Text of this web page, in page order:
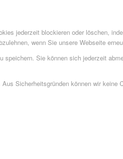
jederzeit blockieren oder löschen,
wenn Sie unsere Webseite
Sie können sich jederzeit
Sicherheitsgründen können wir keine